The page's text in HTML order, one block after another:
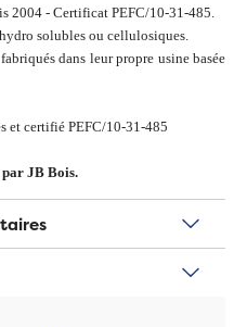
2004 - Certificat PEFC/10-31-485.
solubles ou cellulosiques.
dans leur propre usine basée
et certifié PEFC/10-31-485
par JB Bois.